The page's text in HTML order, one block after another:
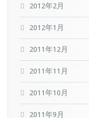
2012年2月
2012年1月
2011年12月
2011年11月
2011年10月
2011年9月